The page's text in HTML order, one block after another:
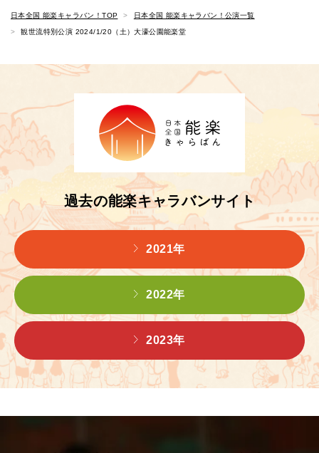
日本全国 能楽キャラバン！TOP 日本全国 能楽キャラバン！公演一覧
観世流特別公演 2024/1/20（土）大濠公園能楽堂
過去の能楽キャラバンサイト
2021年
2022年
2023年